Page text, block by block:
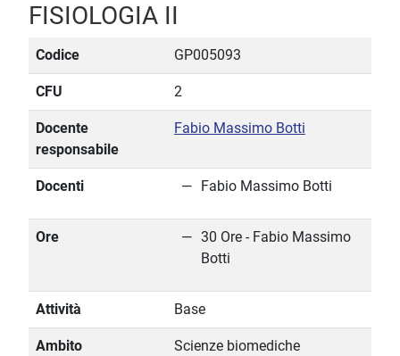
FISIOLOGIA II
Codice GP005093
CFU 2
Docente
responsabile
Fabio Massimo Botti
Docenti Fabio Massimo Botti
Ore
30 Ore - Fabio Massimo
Botti
Attività Base
Ambito Scienze biomediche